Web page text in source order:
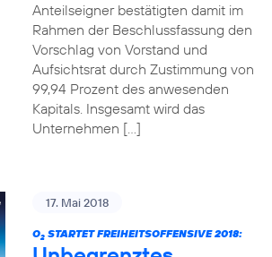
Anteilseigner bestätigten damit im
Rahmen der Beschlussfassung den
Vorschlag von Vorstand und
Aufsichtsrat durch Zustimmung von
99,94 Prozent des anwesenden
Kapitals. Insgesamt wird das
Unternehmen […]
17. Mai 2018
O2STARTET FREIHEITSOFFENSIVE 2018: